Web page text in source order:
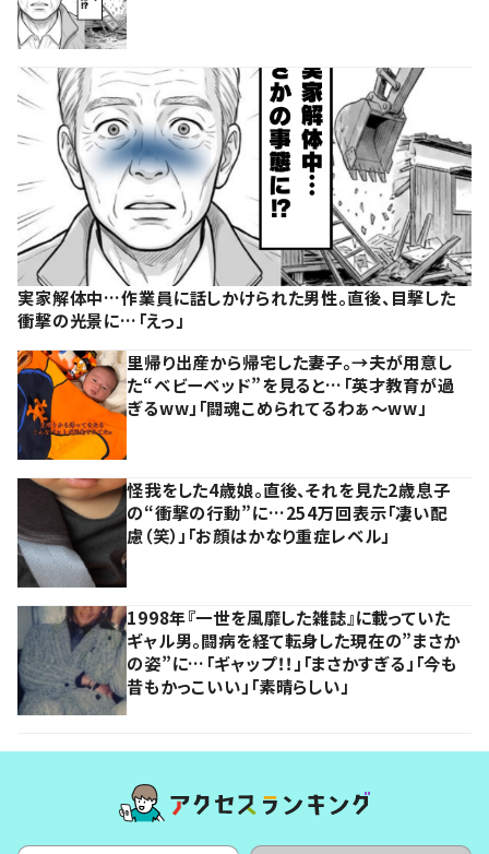
実家解体中…作業員に話しかけられた男性。直後、目撃した
衝撃の光景に…「えっ」
里帰り出産から帰宅した妻子。→夫が用意し
た“ベビーベッド”を見ると…「英才教育が過
ぎるww」「闘魂こめられてるわぁ～ww」
怪我をした4歳娘。直後、それを見た2歳息子
の“衝撃の行動”に…254万回表示「凄い配
慮（笑）」「お顔はかなり重症レベル」
1998年『一世を風靡した雑誌』に載っていた
ギャル男。闘病を経て転身した現在の”まさか
の姿”に…「ギャップ！！」「まさかすぎる」「今も
昔もかっこいい」「素晴らしい」